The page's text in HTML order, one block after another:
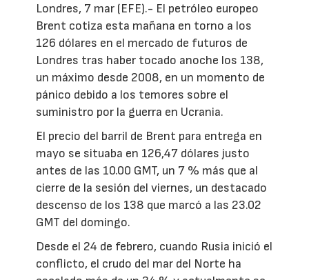
Londres, 7 mar (EFE).- El petróleo europeo
Brent cotiza esta mañana en torno a los
126 dólares en el mercado de futuros de
Londres tras haber tocado anoche los 138,
un máximo desde 2008, en un momento de
pánico debido a los temores sobre el
suministro por la guerra en Ucrania.
El precio del barril de Brent para entrega en
mayo se situaba en 126,47 dólares justo
antes de las 10.00 GMT, un 7 % más que al
cierre de la sesión del viernes, un destacado
descenso de los 138 que marcó a las 23.02
GMT del domingo.
Desde el 24 de febrero, cuando Rusia inició el
conflicto, el crudo del mar del Norte ha